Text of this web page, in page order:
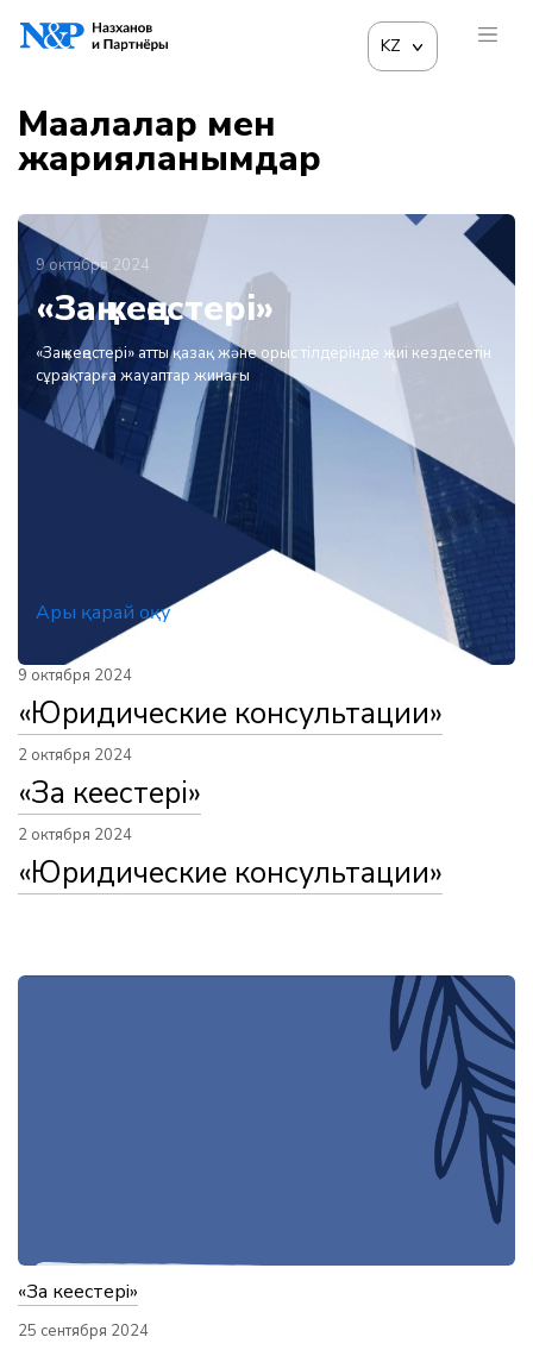
KZ
Мақалалар мен
жарияланымдар
9 октября 2024
«Заң кеңестері»
«Заң кеңестері» атты қазақ және орыс тілдерінде жиі кездесетін
сұрақтарға жауаптар жинағы
Ары қарай оқу
9 октября 2024
«Юридические консультации»
2 октября 2024
«Заң кеңестері»
2 октября 2024
«Юридические консультации»
«Заң кеңестері»
25 сентября 2024